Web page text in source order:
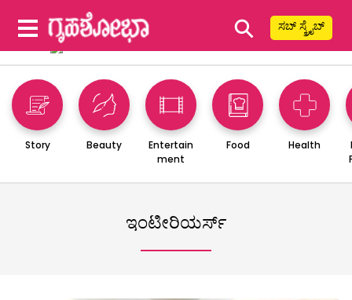
⚲ ಸಬ್ ಸ್ಕ್ರೈಬ್
Story Beauty
Entertain
ment
Food Health
ಇಂಟೀರಿಯರ್ಸ್